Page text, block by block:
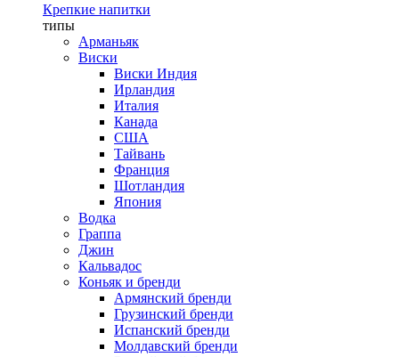
Крепкие напитки
типы
Арманьяк
Виски
Виски Индия
Ирландия
Италия
Канада
США
Тайвань
Франция
Шотландия
Япония
Водка
Граппа
Джин
Кальвадос
Коньяк и бренди
Армянский бренди
Грузинский бренди
Испанский бренди
Молдавский бренди